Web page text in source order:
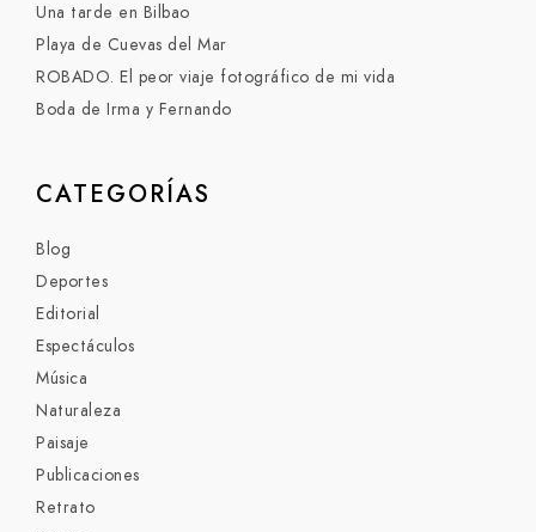
Una tarde en Bilbao
Playa de Cuevas del Mar
ROBADO. El peor viaje fotográfico de mi vida
Boda de Irma y Fernando
CATEGORÍAS
Blog
Deportes
Editorial
Espectáculos
Música
Naturaleza
Paisaje
Publicaciones
Retrato